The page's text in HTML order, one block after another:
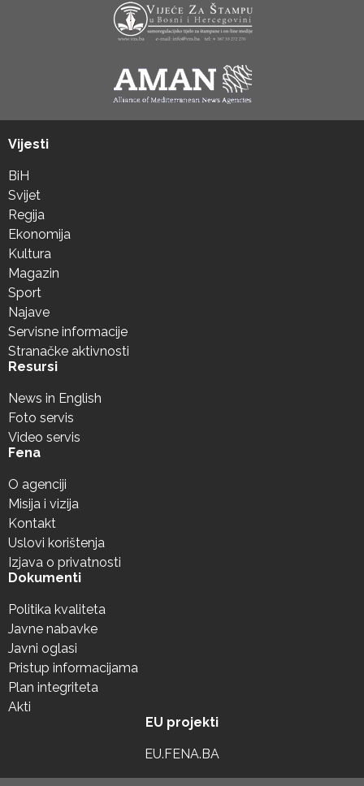
Vijesti
BiH
Svijet
Regija
Ekonomija
Kultura
Magazin
Sport
Najave
Servisne informacije
Stranačke aktivnosti
Resursi
News in English
Foto servis
Video servis
Fena
O agenciji
Misija i vizija
Kontakt
Uslovi korištenja
Izjava o privatnosti
Dokumenti
Politika kvaliteta
Javne nabavke
Javni oglasi
Pristup informacijama
Plan integriteta
Akti
EU projekti
EU.FENA.BA